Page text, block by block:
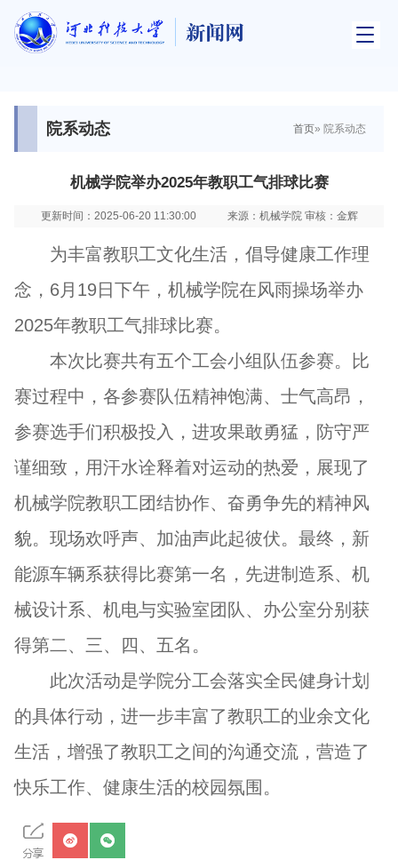
院系动态 首页» 院系动态
机械学院举办2025年教职工气排球比赛
更新时间：2025-06-20 11:30:00 来源：机械学院 审核：金辉
为丰富教职工文化生活，倡导健康工作理
念，6月19日下午，机械学院在风雨操场举办
2025年教职工气排球比赛。
本次比赛共有五个工会小组队伍参赛。比
赛过程中，各参赛队伍精神饱满、士气高昂，
参赛选手们积极投入，进攻果敢勇猛，防守严
谨细致，用汗水诠释着对运动的热爱，展现了
机械学院教职工团结协作、奋勇争先的精神风
貌。现场欢呼声、加油声此起彼伏。最终，新
能源车辆系获得比赛第一名，先进制造系、机
械设计系、机电与实验室团队、办公室分别获
得第二、三、四、五名。
此次活动是学院分工会落实全民健身计划
的具体行动，进一步丰富了教职工的业余文化
生活，增强了教职工之间的沟通交流，营造了
快乐工作、健康生活的校园氛围。